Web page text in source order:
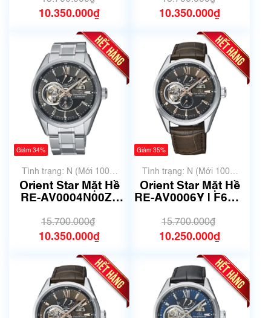
10.350.000₫ 10.350.000₫
Giảm 34%
Tình trạng: N (Mới 100%
chưa qua sử dụng)
Orient Star Mặt Hề
RE-AV0004N00Z |
41mm | Mã số 5091
15.700.000₫
10.350.000₫
Giảm 35%
Tình trạng: N (Mới 100%
chưa qua sử dụng)
Orient Star Mặt Hề
RE-AV0006Y | F6F4-
Mã số 4401
15.700.000₫
10.250.000₫